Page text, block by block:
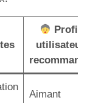
Profil
utilisateur
Aimant